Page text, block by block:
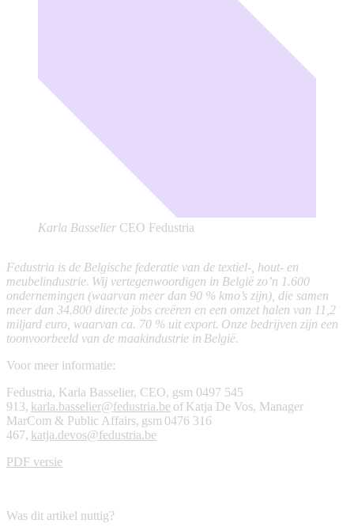
Karla Basselier CEO Fedustria
Fedustria is de Belgische federatie van de textiel-, hout- en
meubelindustrie. Wij vertegenwoordigen in België zo’n 1.600
ondernemingen (waarvan meer dan 90 % kmo’s zijn), die samen
meer dan 34.800 directe jobs creëren en een omzet halen van 11,2
miljard euro, waarvan ca. 70 % uit export. Onze bedrijven zijn een
toonvoorbeeld van de maakindustrie in België.
Voor meer informatie:
Fedustria, Karla Basselier, CEO, gsm 0497 545
913, karla.basselier@fedustria.be of Katja De Vos, Manager
MarCom & Public Affairs, gsm 0476 316
467, katja.devos@fedustria.be
PDF versie
Was dit artikel nuttig?